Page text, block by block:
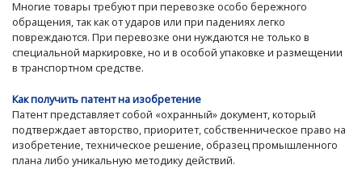
Многие товары требуют при перевозке особо бережного
обращения, так как от ударов или при падениях легко
повреждаются. При перевозке они нуждаются не только в
специальной маркировке, но и в особой упаковке и размещении
в транспортном средстве.
Как получить патент на изобретение
Патент представляет собой «охранный» документ, который
подтверждает авторство, приоритет, собственническое право на
изобретение, техническое решение, образец промышленного
плана либо уникальную методику действий.